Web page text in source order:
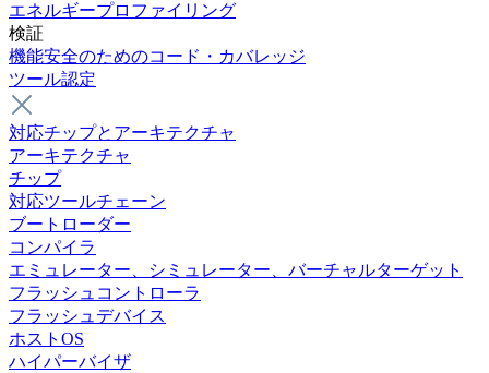
エネルギープロファイリング
検証
機能安全のためのコード・カバレッジ
ツール認定
対応チップとアーキテクチャ
アーキテクチャ
チップ
対応ツールチェーン
ブートローダー
コンパイラ
エミュレーター、シミュレーター、バーチャルターゲット
フラッシュコントローラ
フラッシュデバイス
ホストOS
ハイパーバイザ